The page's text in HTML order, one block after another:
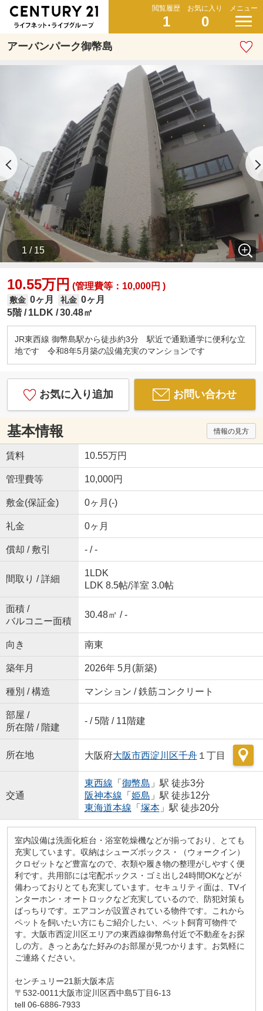
閲覧履歴
1
お気に入り
0
メニュー
アーバンパーク御幣島
1 / 15
10.55万円 (管理費等：10,000円 )
敷金 0ヶ月 礼金 0ヶ月
5階
1LDK 30.48㎡
JR東西線 御幣島駅から徒歩約3分 駅近で通勤通学に便利な立
地です 令和8年5月築の設備充実のマンションです
お気に入り追加 お問い合わせ
基本情報 情報の見方
賃料 10.55万円
管理費等 10,000円
敷金(保証金) 0ヶ月(-)
礼金 0ヶ月
償却 / 敷引 - / -
間取り / 詳細
1LDK
LDK 8.5帖/洋室 3.0帖
面積 /
バルコニー面積
30.48㎡ / -
向き 南東
築年月 2026年 5月(新築)
種別 / 構造 マンション / 鉄筋コンクリート
部屋 /
所在階 / 階建
- / 5階 / 11階建
所在地 大阪府大阪市西淀川区千舟１丁目
交通
東西線 「 御幣島 」駅 徒歩3分
阪神本線 「 姫島 」駅 徒歩12分
東海道本線 「 塚本」駅 徒歩20分
室内設備は洗面化粧台・浴室乾燥機などが揃っており、とても
充実しています。収納はシューズボックス・（ウォークイン）
クロゼットなど豊富なので、衣類や履き物の整理がしやすく便
利です。共用部には宅配ボックス・ゴミ出し24時間OKなどが
備わっておりとても充実しています。セキュリティ面は、TVイ
ンターホン・オートロックなど充実しているので、防犯対策も
ばっちりです。エアコンが設置されている物件です。これから
ペットを飼いたい方にもご紹介したい、ペット飼育可物件で
す。大阪市西淀川区エリアの東西線御幣島付近で不動産をお探
しの方。きっとあなた好みのお部屋が見つかります。お気軽に
ご連絡ください。
センチュリー21新大阪本店
〒532-0011大阪市淀川区西中島5丁目6-13
tell 06-6886-7933